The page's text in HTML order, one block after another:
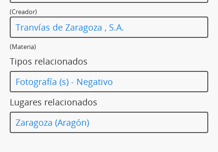
(Creador)
Tranvías de Zaragoza , S.A.
(Materia)
Tipos relacionados
Fotografía (s) - Negativo
Lugares relacionados
Zaragoza (Aragón)